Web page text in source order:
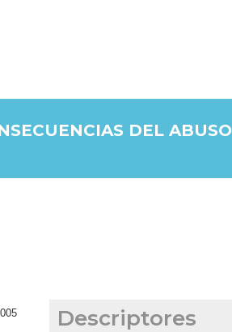
DEL ABUSO
Descriptores